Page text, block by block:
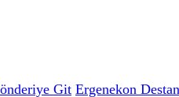
Ergenekon